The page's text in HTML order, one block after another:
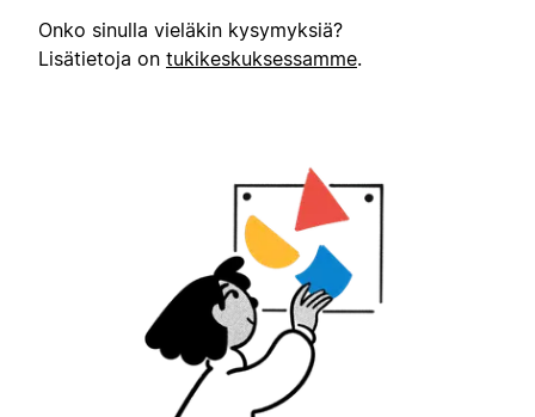
Onko sinulla vieläkin kysymyksiä?
Lisätietoja on tukikeskuksessamme.